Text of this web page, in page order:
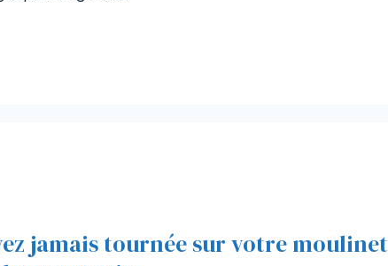
jamais tournée sur votre moulinet